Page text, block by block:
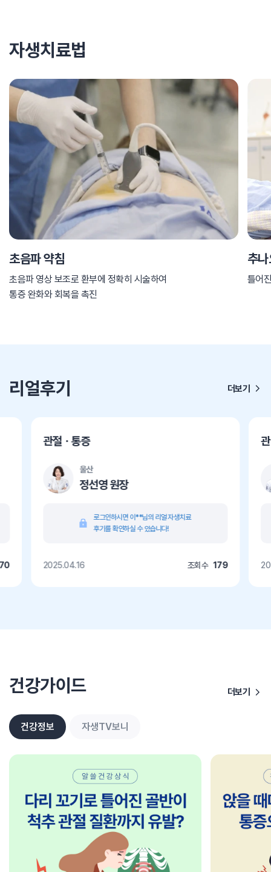
자생치료법
초음파 약침
초음파 영상 보조로 환부에 정확히 시술하여
통증 완화와 회복을 촉진
추
틀어
리얼후기 더보기
관절ㆍ통증
울산
정선영 원장
로그인하시면 이**님의 리얼 자생치료
후기를 확인하실 수 있습니다!
2025.04.16 조회수 179
건강가이드 더보기
건강정보 자생TV보니